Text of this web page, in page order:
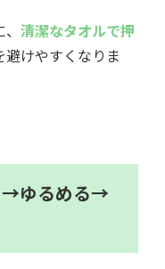
清潔なタオルで押
避けやすくなりま
→ゆるめる→